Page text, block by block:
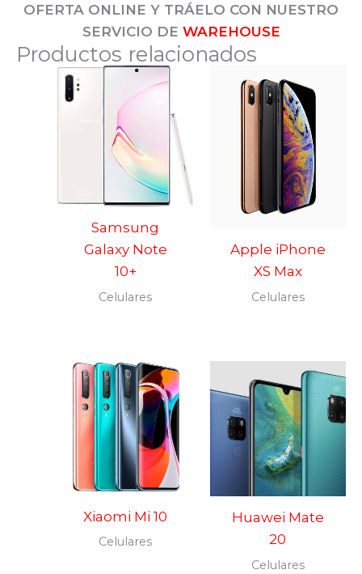
OFERTA ONLINE Y TRÁELO CON NUESTRO
SERVICIO DE WAREHOUSE
Productos relacionados
Samsung
Galaxy Note
10+
Celulares
Apple iPhone
XS Max
Celulares
Xiaomi Mi 10
Celulares
Huawei Mate
20
Celulares